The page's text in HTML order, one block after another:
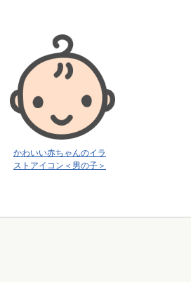
かわいい赤ちゃんのイラ
ストアイコン＜男の子＞